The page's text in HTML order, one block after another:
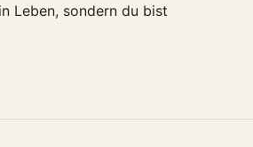
Leben, sondern du bist